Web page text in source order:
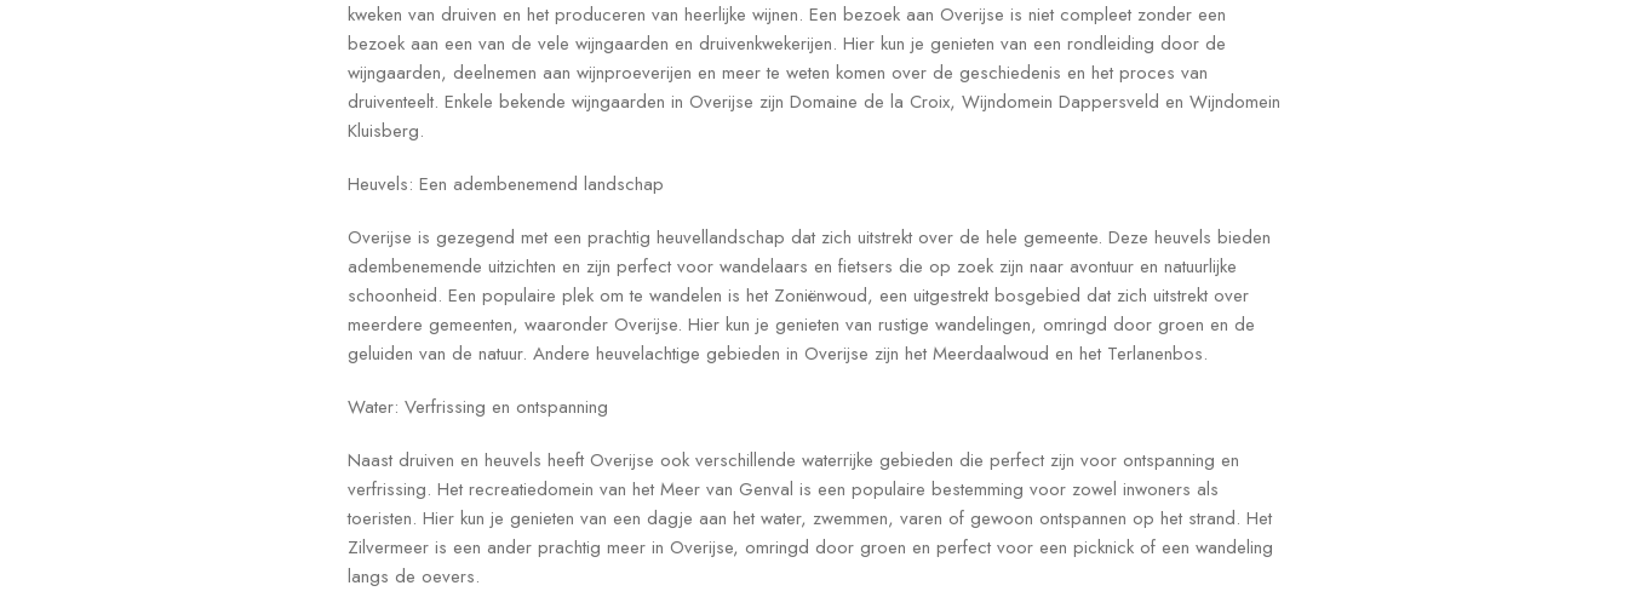
kweken van druiven en het produceren van heerlijke wijnen. Een bezoek aan Overijse is niet compleet zonder een
bezoek aan een van de vele wijngaarden en druivenkwekerijen. Hier kun je genieten van een rondleiding door de
wijngaarden, deelnemen aan wijnproeverijen en meer te weten komen over de geschiedenis en het proces van
druiventeelt. Enkele bekende wijngaarden in Overijse zijn Domaine de la Croix, Wijndomein Dappersveld en Wijndomein
Kluisberg.
Heuvels: Een adembenemend landschap
Overijse is gezegend met een prachtig heuvellandschap dat zich uitstrekt over de hele gemeente. Deze heuvels bieden
adembenemende uitzichten en zijn perfect voor wandelaars en fietsers die op zoek zijn naar avontuur en natuurlijke
schoonheid. Een populaire plek om te wandelen is het Zoniënwoud, een uitgestrekt bosgebied dat zich uitstrekt over
meerdere gemeenten, waaronder Overijse. Hier kun je genieten van rustige wandelingen, omringd door groen en de
geluiden van de natuur. Andere heuvelachtige gebieden in Overijse zijn het Meerdaalwoud en het Terlanenbos.
Water: Verfrissing en ontspanning
Naast druiven en heuvels heeft Overijse ook verschillende waterrijke gebieden die perfect zijn voor ontspanning en
verfrissing. Het recreatiedomein van het Meer van Genval is een populaire bestemming voor zowel inwoners als
toeristen. Hier kun je genieten van een dagje aan het water, zwemmen, varen of gewoon ontspannen op het strand. Het
Zilvermeer is een ander prachtig meer in Overijse, omringd door groen en perfect voor een picknick of een wandeling
langs de oevers.